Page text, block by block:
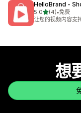
HelloBrand ‑
5.0星（满分 5 星）
(4)
总共 4 条评论
•免费
让您的视频内容支
想